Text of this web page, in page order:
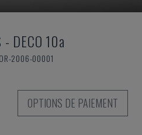
- DECO 10a
2006-00001
OPTIONS DE PAIEMENT